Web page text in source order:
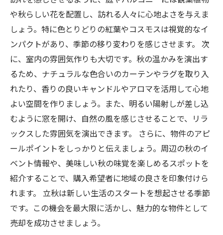
や秋らしい花を配置し、訪れる人々に心地よさを与えま
しょう。特に色とりどりの紅葉やコスモスは視覚的なイ
ンパクトがあり、季節の移り変わりを感じさせます。 次
に、室内の雰囲気作りも大切です。秋の温かみを演出す
るため、ナチュラルな色合いのカーテンやラグを取り入
れたり、香りの良いキャンドルやアロマを活用して心地
よい空間を作りましょう。また、明るい陽射しが差し込
むように窓を開け、自然の風を感じさせることで、リラ
ックスした雰囲気を演出できます。 さらに、物件のアピ
ールポイントをしっかりと伝えましょう。周辺の秋のイ
ベント情報や、美味しい秋の味覚を楽しめるスポットを
紹介することで、購入希望者に地域の良さを印象付けら
れます。 立秋は新しい生活のスタートを想起させる季節
です。この機会を最大限に活かし、魅力的な物件として
売却を成功させましょう。